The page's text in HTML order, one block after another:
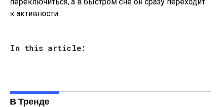
к активности.
In this article:
В Тренде